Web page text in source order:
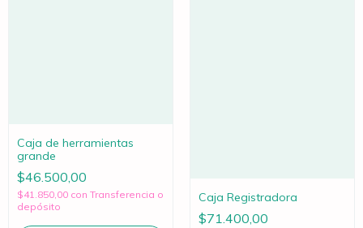
Caja de herramientas
grande
$46.500,00
$41.850,00 con Transferencia o
depósito
Caja Registradora
$71.400,00